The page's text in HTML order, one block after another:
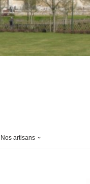
Nos artisans